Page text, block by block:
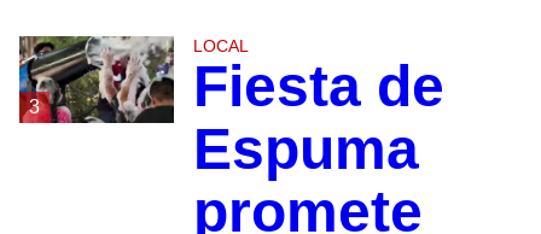
3
LOCAL
Fiesta de
Espuma
promete